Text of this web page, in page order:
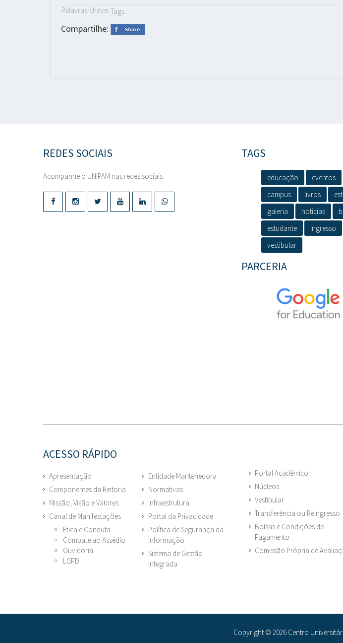
Palavras-chave: Tags:
Compartilhe:
REDES SOCIAIS
Acompanhe o UNIPAM nas redes sociais.
TAGS
educação eventos
campus
livros
galeria
notícias
estudante
ingresso
vestibular
PARCERIA
ACESSO RÁPIDO
Apresentação
Componentes da Reitoria
Missão, Visão e Valores
Canal de Manifestações
Ética e Conduta
Combate ao Assédio
Ouvidoria
LGPD
Entidade Mantenedora
Normativas
Infraestrutura
Portal da Privacidade
Política de Segurança da
Informação
Sistema de Gestão
Integrada
Portal Acadêmico
Núcleos
Vestibular
Transferência ou Reingresso
Bolsas e Condições de
Pagamento
Comissão Própria de
Copyright © 2026 Centro